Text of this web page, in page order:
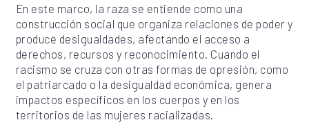
En este marco, la raza se entiende como una
construcción social que organiza relaciones de poder y
produce desigualdades, afectando el acceso a
derechos, recursos y reconocimiento. Cuando el
racismo se cruza con otras formas de opresión, como
el patriarcado o la desigualdad económica, genera
impactos específicos en los cuerpos y en los
territorios de las mujeres racializadas.